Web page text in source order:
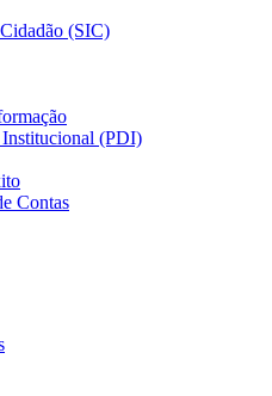
(SIC)
(PDI)
Contas